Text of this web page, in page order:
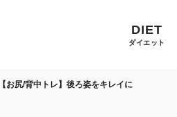
DIET
ダイエット
【お尻/背中トレ】後ろ姿をキレイに